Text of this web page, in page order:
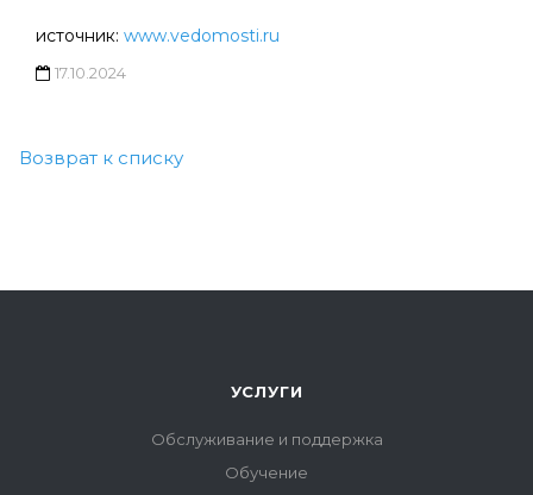
источник: www.vedomosti.ru
17.10.2024
Возврат к списку
УСЛУГИ
Обслуживание и поддержка
Обучение